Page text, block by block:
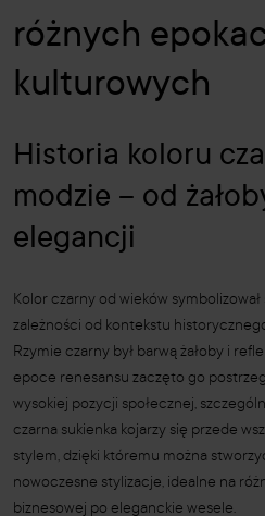
różnych
kulturowych
Historia koloru
modzie – od
elegancji
Kolor czarny od wieków
zależności od kontekstu
Rzymie czarny był barwą żałoby i
epoce renesansu zaczęto go
wysokiej pozycji społecznej,
czarna sukienka kojarzy się przede
stylem, dzięki któremu można
nowoczesne stylizacje, idealne na
biznesowej po eleganckie wesele.